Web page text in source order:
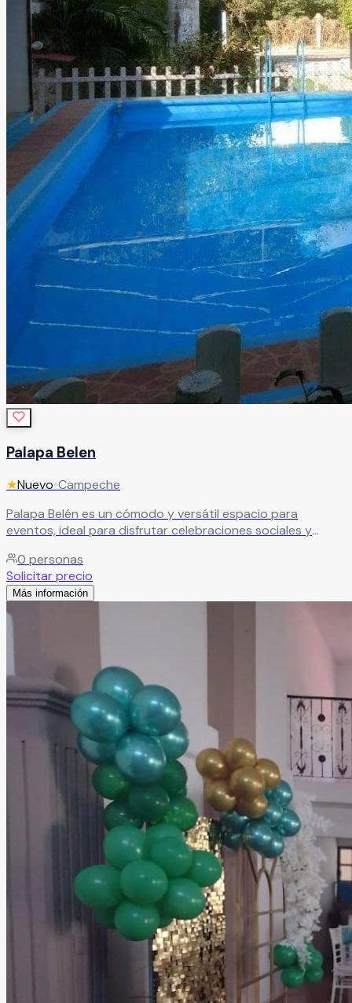
Palapa Belen
★Nuevo•Campeche
Palapa Belén es un cómodo y versátil espacio para
eventos, ideal para disfrutar celebraciones sociales y
recinto cuenta con alberca, salón social, palapa, jardín y
estacionamiento, ofreciendo instalaciones completas para
cumpleaños, convivencias, aniversarios, reuniones
familiares, fiestas infantiles y todo tipo de eventos
0 personas
Solicitar precio
Más información